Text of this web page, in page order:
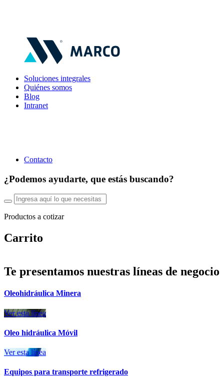
Soluciones integrales
Quiénes somos
Blog
Intranet
Contacto
¿Podemos ayudarte, que estás buscando?
Productos a cotizar
Carrito
Te presentamos nuestras líneas de negocio
Oleohidráulica Minera
Ver esta línea
Oleo hidráulica Móvil
Ver esta línea
Equipos para transporte refrigerado